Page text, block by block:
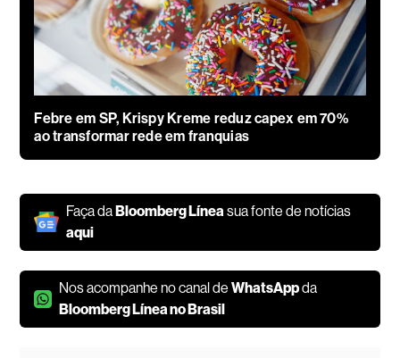
Febre em SP, Krispy Kreme reduz capex em 70%
ao transformar rede em franquias
Faça daBloomberg Línea sua fonte de notícias
aqui
Nos acompanhe no canal deWhatsAppda
Bloomberg Línea no Brasil